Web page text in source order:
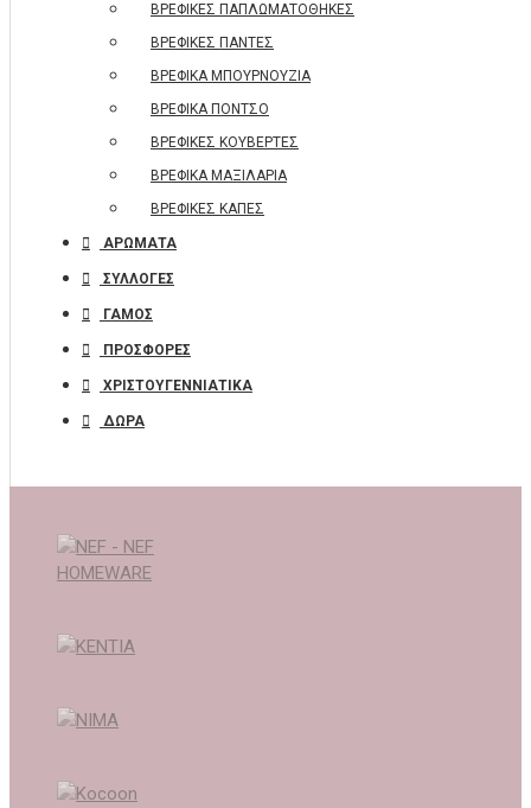
ΒΡΕΦΙΚΕΣ ΠΑΠΛΩΜΑΤΟΘΗΚΕΣ
ΒΡΕΦΙΚΕΣ ΠΑΝΤΕΣ
ΒΡΕΦΙΚΑ ΜΠΟΥΡΝΟΥΖΙΑ
ΒΡΕΦΙΚΑ ΠΟΝΤΣΟ
ΒΡΕΦΙΚΕΣ ΚΟΥΒΕΡΤΕΣ
ΒΡΕΦΙΚΑ ΜΑΞΙΛΑΡΙΑ
ΒΡΕΦΙΚΕΣ ΚΑΠΕΣ
ΑΡΩΜΑΤΑ
ΣΥΛΛΟΓΕΣ
ΓΑΜΟΣ
ΠΡΟΣΦΟΡΕΣ
ΧΡΙΣΤΟΥΓΕΝΝΙΑΤΙΚΑ
ΔΩΡΑ